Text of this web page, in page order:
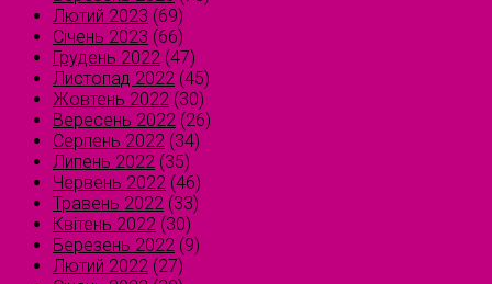
Лютий 2023 (69)
Січень 2023 (66)
Грудень 2022 (47)
Листопад 2022 (45)
Жовтень 2022 (30)
Вересень 2022 (26)
Серпень 2022 (34)
Липень 2022 (35)
Червень 2022 (46)
Травень 2022 (33)
Квітень 2022 (30)
Березень 2022 (9)
Лютий 2022 (27)